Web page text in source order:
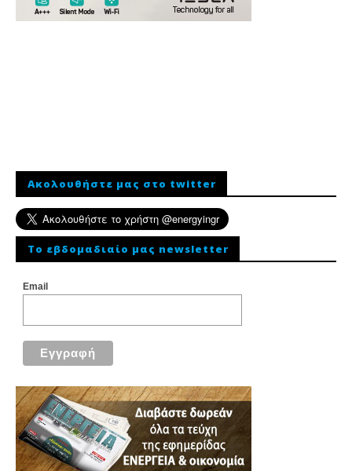
Ακολουθήστε μας στο twitter
To εβδομαδιαίο μας newsletter
Email